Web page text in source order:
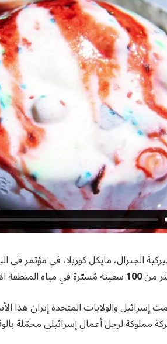
الجنرال، مايكل كوريلا، في
من100سفينة مُسيّرة في مياه المنطقة
إسرائيل والولايات المتحدة إيران هذا
مملوكة لرجل أعمال إسرائيلي محمّلة